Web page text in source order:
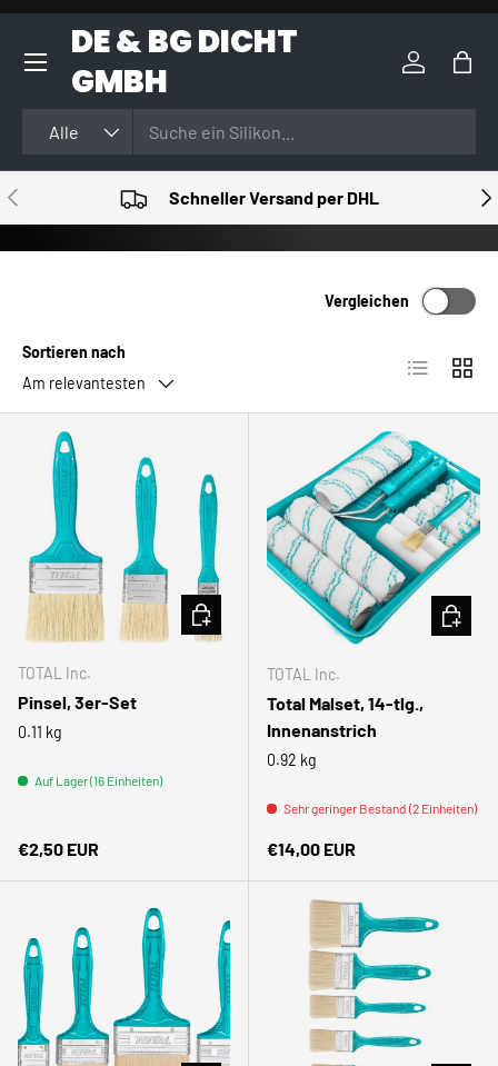
DIREKT ZUM INHALT
DE & BG DICHT
GMBH
Alle
Einloggen
VORHERIGE Schneller Versand per DHL
Sortieren nach
Am relevantesten
Vergleichen
TOTAL Inc.
Pinsel, 3er-Set
0.11 kg
Auf Lager (16 Einheiten)
Normaler Preis
€2,50 EUR
IN DEN WARENKORB
TOTAL Inc.
Total Malset, 14-tlg.,
Innenanstrich
0.92 kg
Sehr geringer Bestand (2 Einheiten)
Normaler Preis
€14,00 EUR
IN DEN